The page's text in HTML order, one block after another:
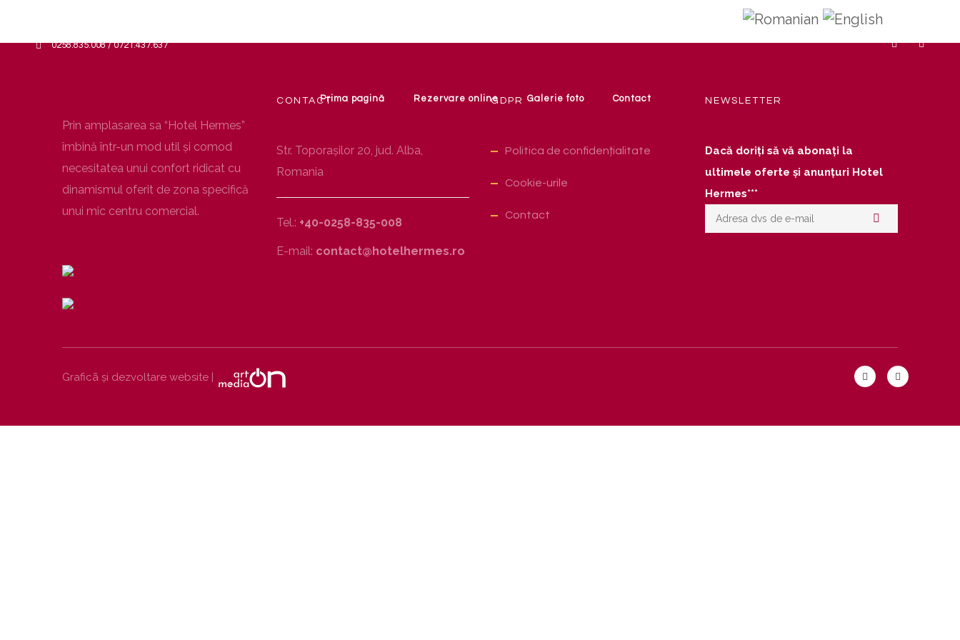
0258.835.008 / 0721.437.637
Prima pagină Rezervare online Galerie foto Contact
Prin amplasarea sa “Hotel Hermes”
îmbină într-un mod util şi comod
necesitatea unui confort ridicat cu
dinamismul oferit de zona specifică
unui mic centru comercial.
CONTACT
Str. Toporaşilor 20, jud. Alba,
Romania
Tel.: +40-0258-835-008
E-mail: contact@hotelhermes.ro
GDPR
Politica de confidențialitate
Cookie-urile
Contact
NEWSLETTER
Dacă doriți să vă abonați la
ultimele oferte și anunțuri Hotel
Hermes***
Graficã și dezvoltare website |